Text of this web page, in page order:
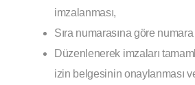
imzalanması,
Sıra numarasına göre
Düzenlenerek imzaları
izin belgesinin onaylanması